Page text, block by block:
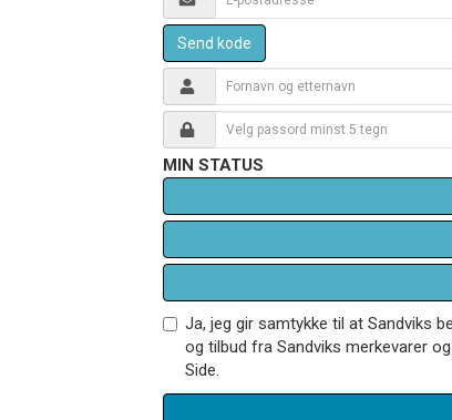
Send kode
MIN STATUS
Ja, jeg gir samtykke til at Sandviks
og tilbud fra Sandviks merkevarer
Side.